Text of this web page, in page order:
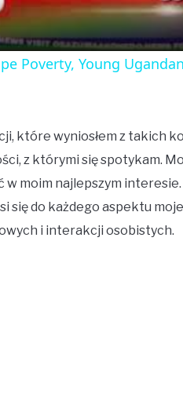
Poverty, Young
które wyniosłem z takich
z którymi się spotykam.
w moim najlepszym
się do każdego aspektu
i interakcji osobistych.